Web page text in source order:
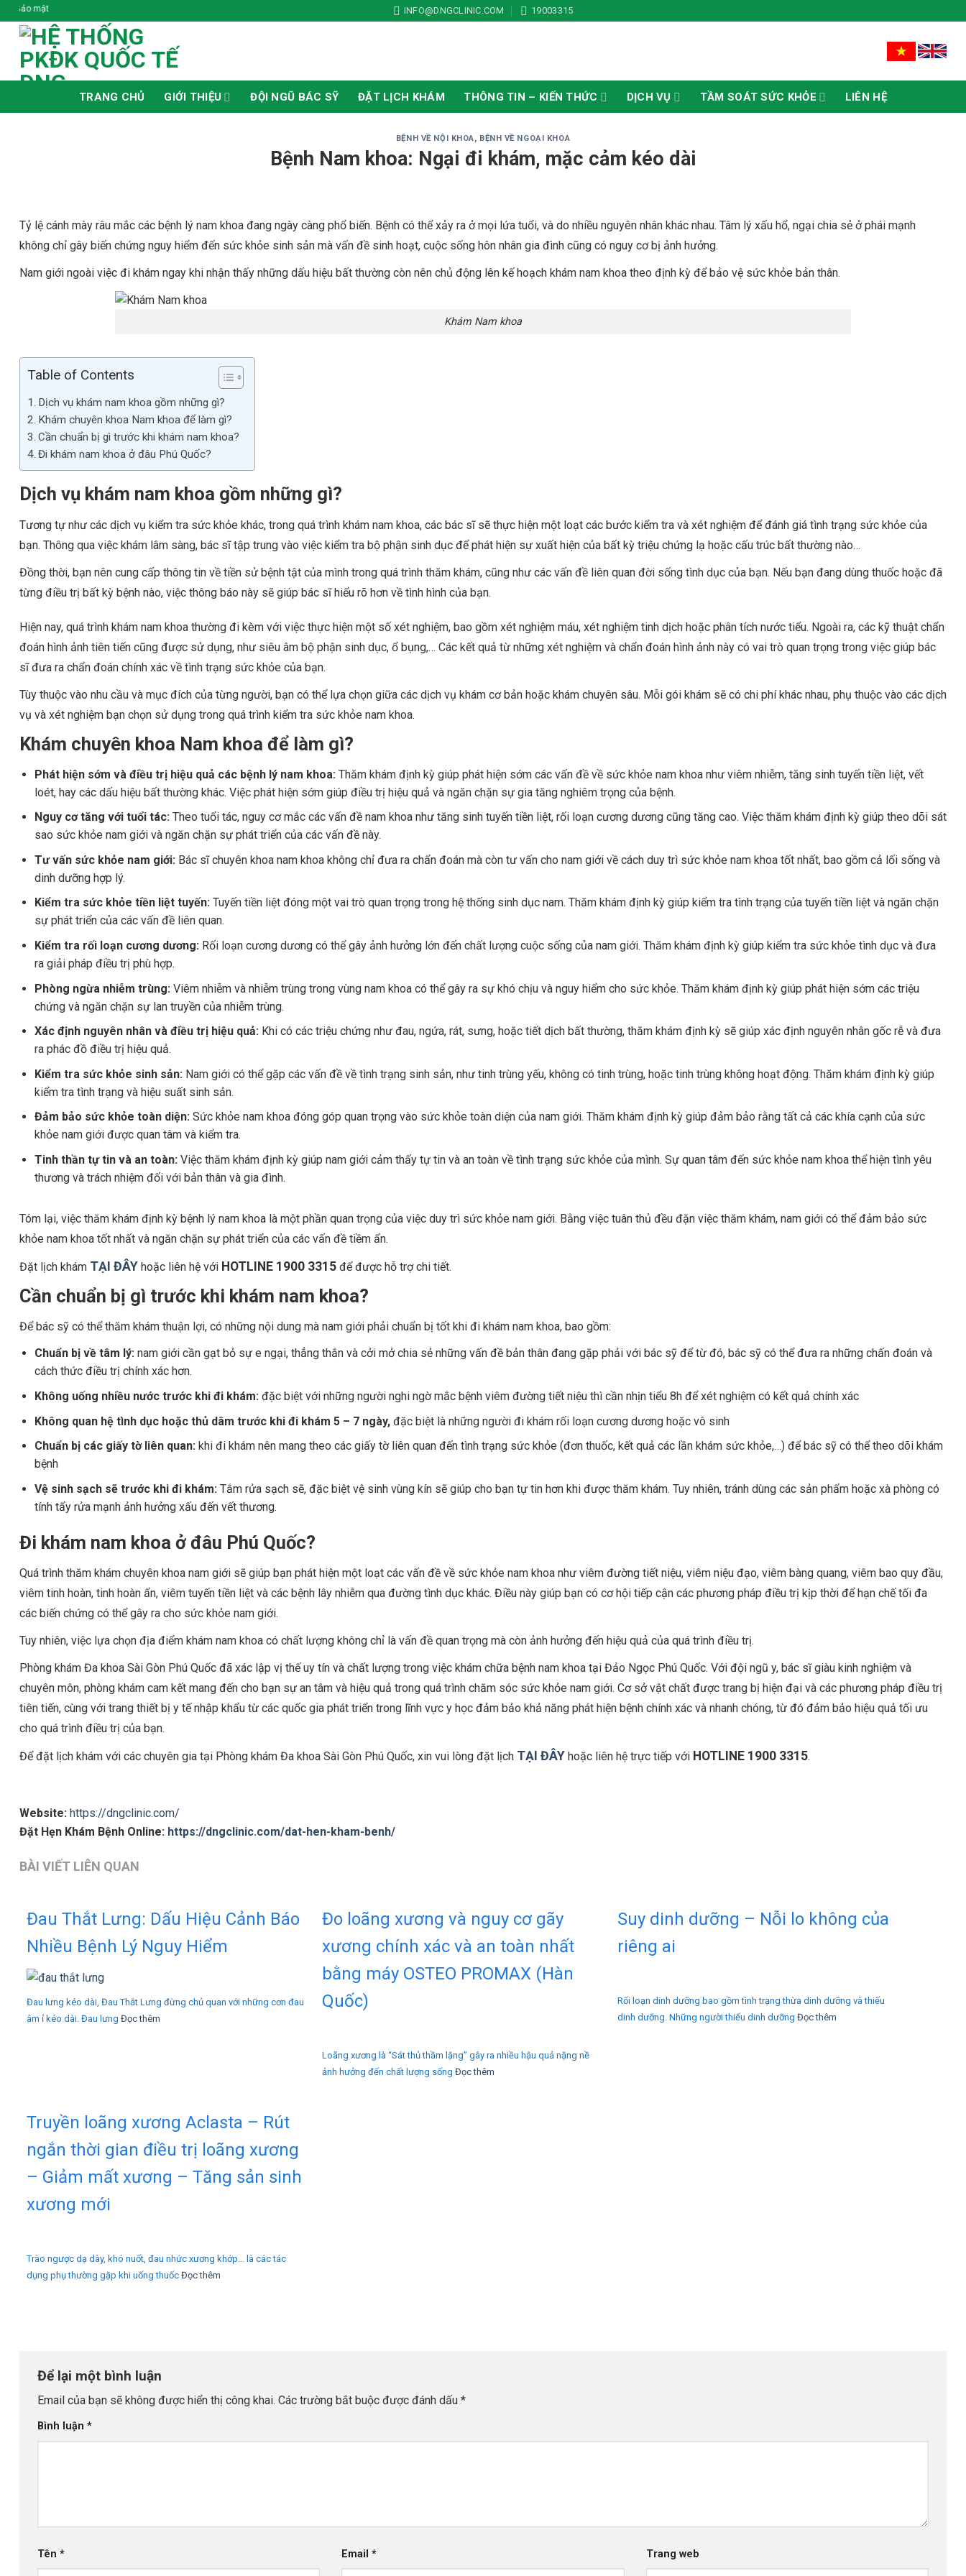
Skip
to
content
INFO@DNGCLINIC.COM 19003315
TRANG CHỦ GIỚI THIỆU ĐỘI NGŨ BÁC SỸ ĐẶT LỊCH KHÁM THÔNG TIN – KIẾN THỨC DỊCH VỤ TẦM SOÁT SỨC KHỎE LIÊN HỆ
BỆNH VỀ NỘI KHOA, BỆNH VỀ NGOẠI KHOA
Bệnh Nam khoa: Ngại đi khám, mặc cảm kéo dài
Tỷ lệ cánh mày râu mắc các bệnh lý nam khoa đang ngày càng phổ biến. Bệnh có thể xảy ra ở mọi lứa tuổi, và do nhiều nguyên nhân khác nhau. Tâm lý xấu hổ, ngại chia sẻ ở phái mạnh
không chỉ gây biến chứng nguy hiểm đến sức khỏe sinh sản mà vấn đề sinh hoạt, cuộc sống hôn nhân gia đình cũng có nguy cơ bị ảnh hưởng.
Nam giới ngoài việc đi khám ngay khi nhận thấy những dấu hiệu bất thường còn nên chủ động lên kế hoạch khám nam khoa theo định kỳ để bảo vệ sức khỏe bản thân.
Khám Nam khoa
Table of Contents
Dịch vụ khám nam khoa gồm những gì?
Khám chuyên khoa Nam khoa để làm gì?
Cần chuẩn bị gì trước khi khám nam khoa?
Đi khám nam khoa ở đâu Phú Quốc?
Dịch vụ khám nam khoa gồm những gì?
Tương tự như các dịch vụ kiểm tra sức khỏe khác, trong quá trình khám nam khoa, các bác sĩ sẽ thực hiện một loạt các bước kiểm tra và xét nghiệm để đánh giá tình trạng sức khỏe của
bạn. Thông qua việc khám lâm sàng, bác sĩ tập trung vào việc kiểm tra bộ phận sinh dục để phát hiện sự xuất hiện của bất kỳ triệu chứng lạ hoặc cấu trúc bất thường nào…
Đồng thời, bạn nên cung cấp thông tin về tiền sử bệnh tật của mình trong quá trình thăm khám, cũng như các vấn đề liên quan đời sống tình dục của bạn. Nếu bạn đang dùng thuốc hoặc đã
từng điều trị bất kỳ bệnh nào, việc thông báo này sẽ giúp bác sĩ hiểu rõ hơn về tình hình của bạn.
Hiện nay, quá trình khám nam khoa thường đi kèm với việc thực hiện một số xét nghiệm, bao gồm xét nghiệm máu, xét nghiệm tinh dịch hoặc phân tích nước tiểu. Ngoài ra, các kỹ thuật chẩn
đoán hình ảnh tiên tiến cũng được sử dụng, như siêu âm bộ phận sinh dục, ổ bụng,… Các kết quả từ những xét nghiệm và chẩn đoán hình ảnh này có vai trò quan trọng trong việc giúp bác
sĩ đưa ra chẩn đoán chính xác về tình trạng sức khỏe của bạn.
Tùy thuộc vào nhu cầu và mục đích của từng người, bạn có thể lựa chọn giữa các dịch vụ khám cơ bản hoặc khám chuyên sâu. Mỗi gói khám sẽ có chi phí khác nhau, phụ thuộc vào các dịch
vụ và xét nghiệm bạn chọn sử dụng trong quá trình kiểm tra sức khỏe nam khoa.
Khám chuyên khoa Nam khoa để làm gì?
Phát hiện sớm và điều trị hiệu quả các bệnh lý nam khoa: Thăm khám định kỳ giúp phát hiện sớm các vấn đề về sức khỏe nam khoa như viêm nhiễm, tăng sinh tuyến tiền liệt, vết
loét, hay các dấu hiệu bất thường khác. Việc phát hiện sớm giúp điều trị hiệu quả và ngăn chặn sự gia tăng nghiêm trọng của bệnh.
Nguy cơ tăng với tuổi tác:Theo tuổi tác, nguy cơ mắc các vấn đề nam khoa như tăng sinh tuyến tiền liệt, rối loạn cương dương cũng tăng cao. Việc thăm khám định kỳ giúp theo dõi sát
sao sức khỏe nam giới và ngăn chặn sự phát triển của các vấn đề này.
Tư vấn sức khỏe nam giới: Bác sĩ chuyên khoa nam khoa không chỉ đưa ra chẩn đoán mà còn tư vấn cho nam giới về cách duy trì sức khỏe nam khoa tốt nhất, bao gồm cả lối sống và
dinh dưỡng hợp lý.
Kiểm tra sức khỏe tiền liệt tuyến: Tuyến tiền liệt đóng một vai trò quan trọng trong hệ thống sinh dục nam. Thăm khám định kỳ giúp kiểm tra tình trạng của tuyến tiền liệt và ngăn chặn
sự phát triển của các vấn đề liên quan.
Kiểm tra rối loạn cương dương: Rối loạn cương dương có thể gây ảnh hưởng lớn đến chất lượng cuộc sống của nam giới. Thăm khám định kỳ giúp kiểm tra sức khỏe tình dục và đưa
ra giải pháp điều trị phù hợp.
Phòng ngừa nhiễm trùng: Viêm nhiễm và nhiễm trùng trong vùng nam khoa có thể gây ra sự khó chịu và nguy hiểm cho sức khỏe. Thăm khám định kỳ giúp phát hiện sớm các triệu
chứng và ngăn chặn sự lan truyền của nhiễm trùng.
Xác định nguyên nhân và điều trị hiệu quả: Khi có các triệu chứng như đau, ngứa, rát, sưng, hoặc tiết dịch bất thường, thăm khám định kỳ sẽ giúp xác định nguyên nhân gốc rễ và đưa
ra phác đồ điều trị hiệu quả.
Kiểm tra sức khỏe sinh sản: Nam giới có thể gặp các vấn đề về tình trạng sinh sản, như tinh trùng yếu, không có tinh trùng, hoặc tinh trùng không hoạt động. Thăm khám định kỳ giúp
kiểm tra tình trạng và hiệu suất sinh sản.
Đảm bảo sức khỏe toàn diện: Sức khỏe nam khoa đóng góp quan trọng vào sức khỏe toàn diện của nam giới. Thăm khám định kỳ giúp đảm bảo rằng tất cả các khía cạnh của sức
khỏe nam giới được quan tâm và kiểm tra.
Tinh thần tự tin và an toàn: Việc thăm khám định kỳ giúp nam giới cảm thấy tự tin và an toàn về tình trạng sức khỏe của mình. Sự quan tâm đến sức khỏe nam khoa thể hiện tình yêu
thương và trách nhiệm đối với bản thân và gia đình.
Tóm lại, việc thăm khám định kỳ bệnh lý nam khoa là một phần quan trọng của việc duy trì sức khỏe nam giới. Bằng việc tuân thủ đều đặn việc thăm khám, nam giới có thể đảm bảo sức
khỏe nam khoa tốt nhất và ngăn chặn sự phát triển của các vấn đề tiềm ẩn.
Đặt lịch khám TẠI ĐÂY hoặc liên hệ với HOTLINE 1900 3315 để được hỗ trợ chi tiết.
Cần chuẩn bị gì trước khi khám nam khoa?
Để bác sỹ có thể thăm khám thuận lợi, có những nội dung mà nam giới phải chuẩn bị tốt khi đi khám nam khoa, bao gồm:
Chuẩn bị về tâm lý: nam giới cần gạt bỏ sự e ngại, thẳng thắn và cởi mở chia sẻ những vấn đề bản thân đang gặp phải với bác sỹ để từ đó, bác sỹ có thể đưa ra những chấn đoán và
cách thức điều trị chính xác hơn.
Không uống nhiều nước trước khi đi khám: đặc biệt với những người nghi ngờ mắc bệnh viêm đường tiết niệu thì cần nhịn tiểu 8h để xét nghiệm có kết quả chính xác
Không quan hệ tình dục hoặc thủ dâm trước khi đi khám 5 – 7 ngày, đặc biệt là những người đi khám rối loạn cương dương hoặc vô sinh
Chuẩn bị các giấy tờ liên quan: khi đi khám nên mang theo các giấy tờ liên quan đến tình trạng sức khỏe (đơn thuốc, kết quả các lần khám sức khỏe,…) để bác sỹ có thể theo dõi khám
bệnh
Vệ sinh sạch sẽ trước khi đi khám: Tắm rửa sạch sẽ, đặc biệt vệ sinh vùng kín sẽ giúp cho bạn tự tin hơn khi được thăm khám. Tuy nhiên, tránh dùng các sản phẩm hoặc xà phòng có
tính tẩy rửa mạnh ảnh hưởng xấu đến vết thương.
Đi khám nam khoa ở đâu Phú Quốc?
Quá trình thăm khám chuyên khoa nam giới sẽ giúp bạn phát hiện một loạt các vấn đề về sức khỏe nam khoa như viêm đường tiết niệu, viêm niệu đạo, viêm bàng quang, viêm bao quy đầu,
viêm tinh hoàn, tinh hoàn ẩn, viêm tuyến tiền liệt và các bệnh lây nhiễm qua đường tình dục khác. Điều này giúp bạn có cơ hội tiếp cận các phương pháp điều trị kịp thời để hạn chế tối đa
các biến chứng có thể gây ra cho sức khỏe nam giới.
Tuy nhiên, việc lựa chọn địa điểm khám nam khoa có chất lượng không chỉ là vấn đề quan trọng mà còn ảnh hưởng đến hiệu quả của quá trình điều trị.
Phòng khám Đa khoa Sài Gòn Phú Quốc đã xác lập vị thế uy tín và chất lượng trong việc khám chữa bệnh nam khoa tại Đảo Ngọc Phú Quốc. Với đội ngũ y, bác sĩ giàu kinh nghiệm và
chuyên môn, phòng khám cam kết mang đến cho bạn sự an tâm và hiệu quả trong quá trình chăm sóc sức khỏe nam giới. Cơ sở vật chất được trang bị hiện đại và các phương pháp điều trị
tiên tiến, cùng với trang thiết bị y tế nhập khẩu từ các quốc gia phát triển trong lĩnh vực y học đảm bảo khả năng phát hiện bệnh chính xác và nhanh chóng, từ đó đảm bảo hiệu quả tối ưu
cho quá trình điều trị của bạn.
Để đặt lịch khám với các chuyên gia tại Phòng khám Đa khoa Sài Gòn Phú Quốc, xin vui lòng đặt lịch TẠI ĐÂY hoặc liên hệ trực tiếp với HOTLINE 1900 3315.
Website: https://dngclinic.com/
Đặt Hẹn Khám Bệnh Online: https://dngclinic.com/dat-hen-kham-benh/
BÀI VIẾT LIÊN QUAN
Đau Thắt Lưng: Dấu Hiệu Cảnh Báo
Nhiều Bệnh Lý Nguy Hiểm
Đau lưng kéo dài, Đau Thắt Lưng đừng chủ quan với những cơn đau
âm ỉ kéo dài. Đau lưng Đọc thêm
Đo loãng xương và nguy cơ gãy
xương chính xác và an toàn nhất
bằng máy OSTEO PROMAX (Hàn
Quốc)
Loãng xương là “Sát thủ thầm lặng” gây ra nhiều hậu quả nặng nề
ảnh hưởng đến chất lượng sống Đọc thêm
Suy dinh dưỡng – Nỗi lo không của
riêng ai
Rối loạn dinh dưỡng bao gồm tình trạng thừa dinh dưỡng và thiếu
dinh dưỡng. Những người thiếu dinh dưỡng Đọc thêm
Truyền loãng xương Aclasta – Rút
ngắn thời gian điều trị loãng xương
– Giảm mất xương – Tăng sản sinh
xương mới
Trào ngược dạ dày, khó nuốt, đau nhức xương khớp... là các tác
dụng phụ thường gặp khi uống thuốc Đọc thêm
Để lại một bình luận
Email của bạn sẽ không được hiển thị công khai. Các trường bắt buộc được đánh dấu *
Bình luận *
Tên * Email* Trang web